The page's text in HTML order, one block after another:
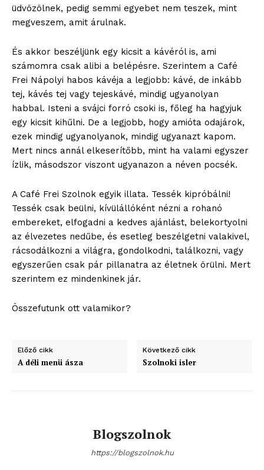
üdvözölnek, pedig semmi egyebet nem teszek, mint
megveszem, amit árulnak.
És akkor beszéljünk egy kicsit a kávéról is, ami
számomra csak alibi a belépésre. Szerintem a Café
Frei Nápolyi habos kávéja a legjobb: kávé, de inkább
tej, kávés tej vagy tejeskávé, mindig ugyanolyan
habbal. Isteni a svájci forró csoki is, főleg ha hagyjuk
egy kicsit kihűlni. De a legjobb, hogy amióta odajárok,
ezek mindig ugyanolyanok, mindig ugyanazt kapom.
Mert nincs annál elkeserítőbb, mint ha valami egyszer
ízlik, másodszor viszont ugyanazon a néven pocsék.
A Café Frei Szolnok egyik illata. Tessék kipróbálni!
Tessék csak beülni, kívülállóként nézni a rohanó
embereket, elfogadni a kedves ajánlást, belekortyolni
az élvezetes nedűbe, és esetleg beszélgetni valakivel,
rácsodálkozni a világra, gondolkodni, találkozni, vagy
egyszerűen csak pár pillanatra az életnek örülni. Mert
szerintem ez mindenkinek jár.
Összefutunk ott valamikor?
Előző cikk
A déli menü ásza
Következő cikk
Szolnoki isler
Blogszolnok
https://blogszolnok.hu